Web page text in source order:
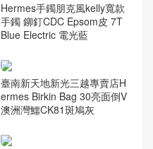
Hermes手鐲朋克風kelly寬款
手鐲 鉚釘CDC Epsom皮 7T
Blue Electric 電光藍
臺南新天地新光三越專賣店H
ermes Birkin Bag 30亮面倒V
澳洲灣鱷CK81斑鳩灰